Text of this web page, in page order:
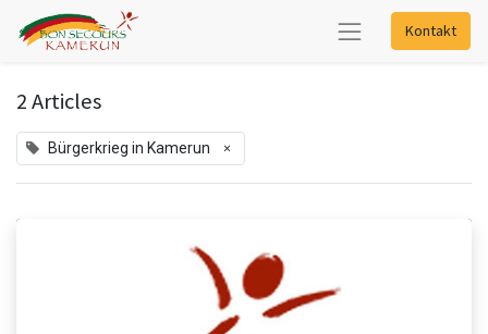
Kontakt
2 Articles
Bürgerkrieg in Kamerun ×